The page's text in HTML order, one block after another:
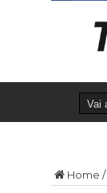
Home /